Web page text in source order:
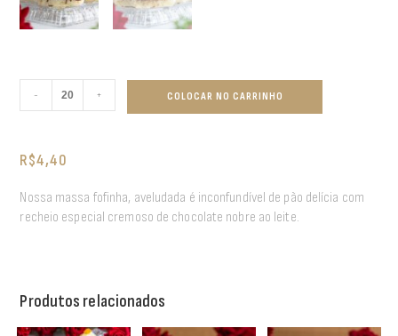
- + COLOCAR NO CARRINHO
R$4,40
Nossa massa fofinha, aveludada é inconfundível de pão delícia com
recheio especial cremoso de chocolate nobre ao leite.
Produtos relacionados